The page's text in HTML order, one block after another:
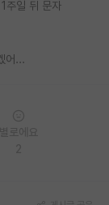
주일 뒤 문자
어...